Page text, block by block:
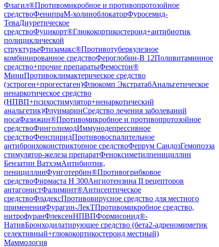
Флагил®Противомикробное и противопротозойное
средствоФенипраМ-холиноблокаторФуросемид-
ТеваДиуретическое
средствоФуцикорт®Глюкокортикостероид+антибиотик
полициклической
структурыФтизамакс®Противотуберкулезное
комбинированное средствоФероглобин-В 12Поливитаминное
средство+прочие препаратыФемостон®
МиниПротивоклимактерическое средство
(эстроген+прогестаген)Флюкомп ЭкстратабАнальгетическое
ненаркотическое средство
(НПВП+психостимулятор+ненаркотический
анальгетик)ФлуимаринСредство лечения заболеваний
носаФазижин®Противомикробное и противопротозойное
средствоФинголимодИммунодепрессивное
средствоФенспиридПротивовоспалительное
антибронхоконстрикторное средствоФеррум СандозГемопоэза
стимулятор-железа препаратФеноксиметилпенициллин
Бензатин ВатхэмАнтибиотик,
пенициллинФунготербин®Противогрибковое
средствоФирмаста Н 300Ангиотензина II рецепторов
антагонистФалиминт®Антисептическое
средствоФладексПротивовирусное средство для местного
примененияФурагин-ЛекТПротивомикробное средство,
нитрофуранФлексенНПВПФормисонид®-
НативБронходилатирующее средство (бета2-адреномиметик
селективный+глюкокортикостероид местный)
Маммология